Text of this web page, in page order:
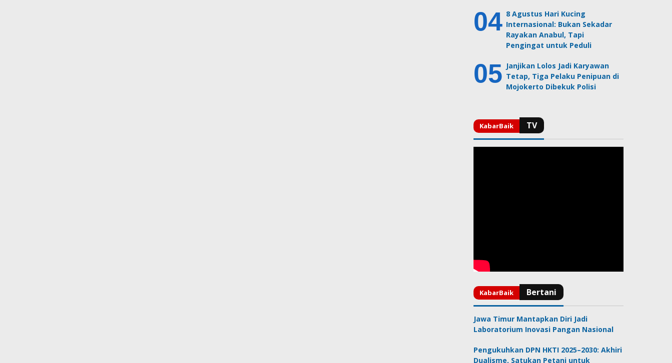
8 Agustus Hari Kucing
Internasional: Bukan Sekadar
Rayakan Anabul, Tapi
Pengingat untuk Peduli
Janjikan Lolos Jadi Karyawan
Tetap, Tiga Pelaku Penipuan di
Mojokerto Dibekuk Polisi
Jawa Timur Mantapkan Diri Jadi
Laboratorium Inovasi Pangan Nasional
Pengukuhkan DPN HKTI 2025–2030: Akhiri
Dualisme, Satukan Petani untuk